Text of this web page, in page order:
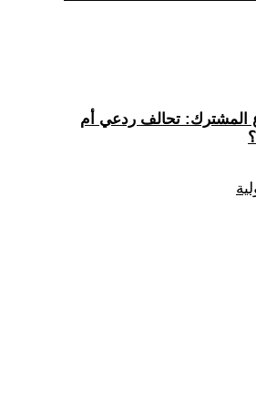
المشترك: تحالف ردعي أم